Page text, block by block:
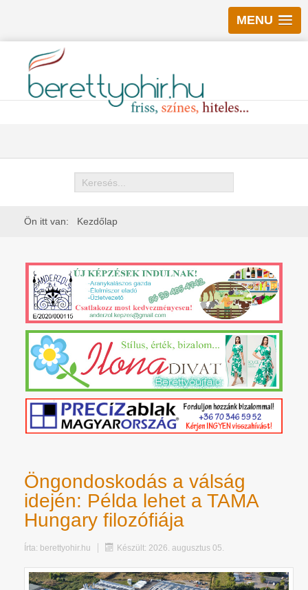
MENU
Keresés
Ön itt van: Kezdőlap
Öngondoskodás a válság
idején: Példa lehet a TAMA
Hungary filozófiája
Írta: berettyohir.hu Készült: 2026. augusztus 05.